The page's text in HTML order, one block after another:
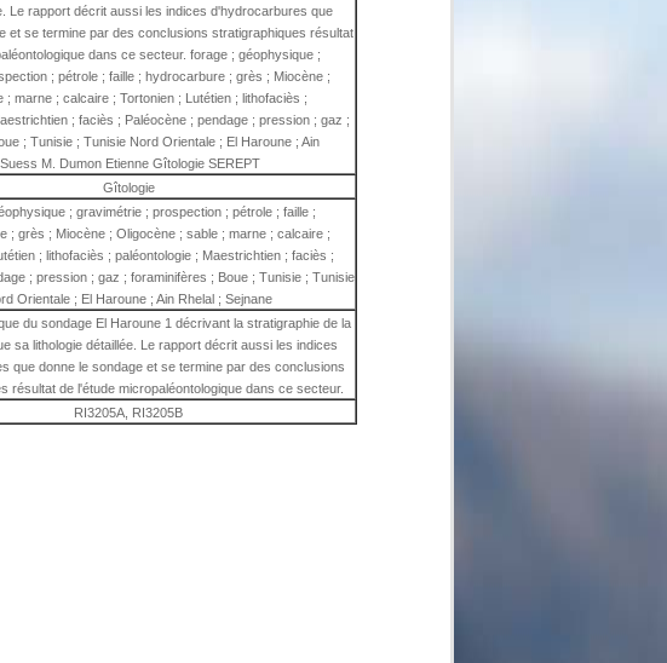
Le rapport décrit aussi les indices d'hydrocarbures que
et se termine par des conclusions stratigraphiques résultat
dans ce secteur. forage ; géophysique ;
; pétrole ; faille ; hydrocarbure ; grès ; Miocène ;
; marne ; calcaire ; Tortonien ; Lutétien ; lithofaciès ;
; faciès ; Paléocène ; pendage ; pression ; gaz ;
; Tunisie ; Tunisie Nord Orientale ; El Haroune ; Ain
M. Dumon Etienne Gîtologie SEREPT
Gîtologie
; gravimétrie ; prospection ; pétrole ; faille ;
; grès ; Miocène ; Oligocène ; sable ; marne ; calcaire ;
; lithofaciès ; paléontologie ; Maestrichtien ; faciès ;
; pression ; gaz ; foraminifères ; Boue ; Tunisie ; Tunisie
Orientale ; El Haroune ; Ain Rhelal ; Sejnane
du sondage El Haroune 1 décrivant la stratigraphie de la
sa lithologie détaillée. Le rapport décrit aussi les indices
que donne le sondage et se termine par des conclusions
résultat de l'étude micropaléontologique dans ce secteur.
RI3205A, RI3205B